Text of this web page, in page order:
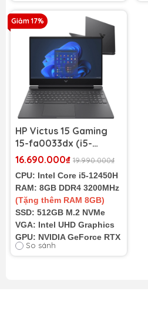
Cấu hình cực khủng dành cho
các gamer thích trải nghiệm
game nặng cũng như đồ họa một
cách mượt mà
Giảm 17%
HP Victus 15 Gaming
15-fa0033dx (i5-
12450H | RAM 8GB |
4GB | 15.6 inch FHD
144Hz)
16.690.000₫ 19.990.000₫
CPU: Intel Core i5-12450H
RAM: 8GB DDR4 3200MHz
(Tặng thêm RAM 8GB)
SSD: 512GB M.2 NVMe
VGA: Intel UHD Graphics
GPU: NVIDIA GeForce RTX
3050 4GB
So sánh